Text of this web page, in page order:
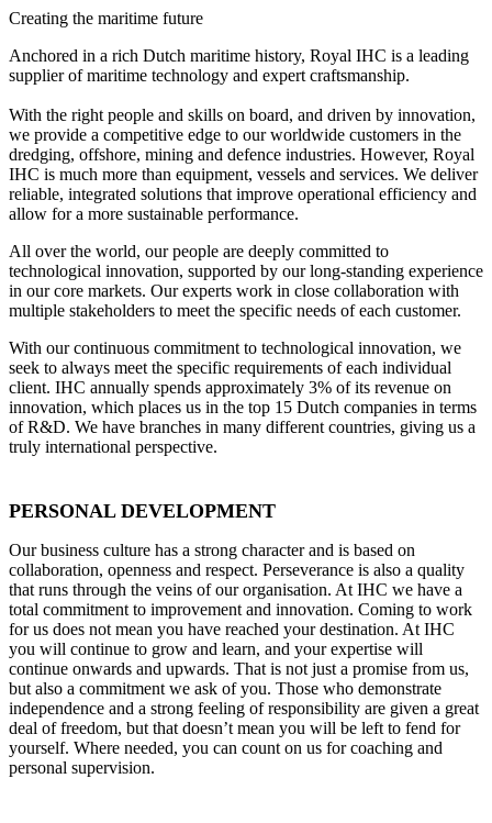
Creating the maritime future
Anchored in a rich Dutch maritime history, Royal IHC is a leading
supplier of maritime technology and expert craftsmanship.
With the right people and skills on board, and driven by innovation,
we provide a competitive edge to our worldwide customers in the
dredging, offshore, mining and defence industries. However, Royal
IHC is much more than equipment, vessels and services. We deliver
reliable, integrated solutions that improve operational efficiency and
allow for a more sustainable performance.
All over the world, our people are deeply committed to
technological innovation, supported by our long-standing experience
in our core markets. Our experts work in close collaboration with
multiple stakeholders to meet the specific needs of each customer.
With our continuous commitment to technological innovation, we
seek to always meet the specific requirements of each individual
client. IHC annually spends approximately 3% of its revenue on
innovation, which places us in the top 15 Dutch companies in terms
of R&D. We have branches in many different countries, giving us a
truly international perspective.
PERSONAL DEVELOPMENT
Our business culture has a strong character and is based on
collaboration, openness and respect. Perseverance is also a quality
that runs through the veins of our organisation. At IHC we have a
total commitment to improvement and innovation. Coming to work
for us does not mean you have reached your destination. At IHC
you will continue to grow and learn, and your expertise will
continue onwards and upwards. That is not just a promise from us,
but also a commitment we ask of you. Those who demonstrate
independence and a strong feeling of responsibility are given a great
deal of freedom, but that doesn’t mean you will be left to fend for
yourself. Where needed, you can count on us for coaching and
personal supervision.